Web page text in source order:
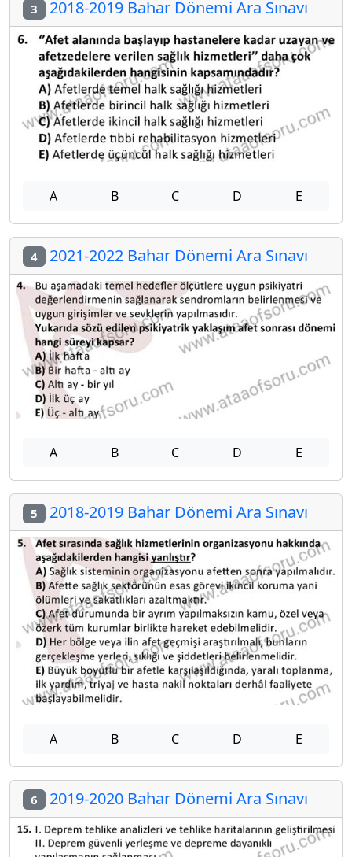
3 2018-2019 Bahar Dönemi Ara Sınavı
A B C D E
4 2021-2022 Bahar Dönemi Ara Sınavı
A B C D E
5 2018-2019 Bahar Dönemi Ara Sınavı
A B C D E
6 2019-2020 Bahar Dönemi Ara Sınavı